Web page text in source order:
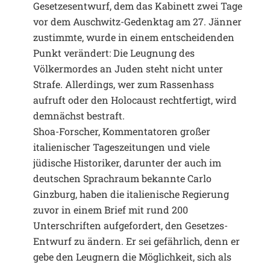
Gesetzesentwurf, dem das Kabinett zwei Tage
vor dem Auschwitz-Gedenktag am 27. Jänner
zustimmte, wurde in einem entscheidenden
Punkt verändert: Die Leugnung des
Völkermordes an Juden steht nicht unter
Strafe. Allerdings, wer zum Rassenhass
aufruft oder den Holocaust rechtfertigt, wird
demnächst bestraft.
Shoa-Forscher, Kommentatoren großer
italienischer Tageszeitungen und viele
jüdische Historiker, darunter der auch im
deutschen Sprachraum bekannte Carlo
Ginzburg, haben die italienische Regierung
zuvor in einem Brief mit rund 200
Unterschriften aufgefordert, den Gesetzes-
Entwurf zu ändern. Er sei gefährlich, denn er
gebe den Leugnern die Möglichkeit, sich als